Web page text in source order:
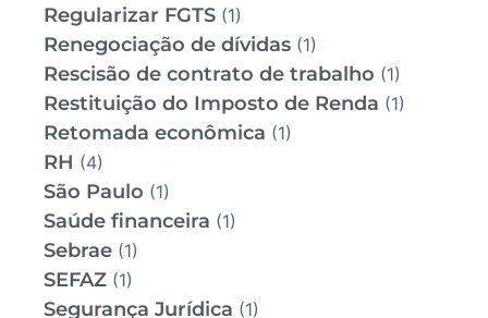
Regularizar FGTS (1)
Renegociação de dívidas (1)
Rescisão de contrato de trabalho (1)
Restituição do Imposto de Renda (1)
Retomada econômica (1)
RH (4)
São Paulo (1)
Saúde financeira (1)
Sebrae (1)
SEFAZ (1)
Segurança Jurídica (1)